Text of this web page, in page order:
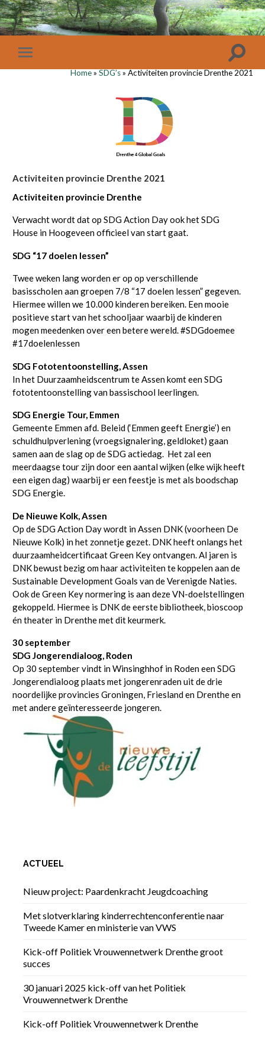
Home» SDG’s» Activiteiten provincie Drenthe 2021
Activiteiten provincie Drenthe 2021
Activiteiten provincie Drenthe
Verwacht wordt dat op SDG Action Day ook het SDG
House in Hoogeveen officieel van start gaat.
SDG “17 doelen lessen”
Twee weken lang worden er op op verschillende
basisscholen aan groepen 7/8 “17 doelen lessen” gegeven.
Hiermee willen we 10.000 kinderen bereiken. Een mooie
positieve start van het schooljaar waarbij de kinderen
mogen meedenken over een betere wereld. #SDGdoemee
#17doelenlessen
SDG Fototentoonstelling, Assen
In het Duurzaamheidscentrum te Assen komt een SDG
fototentoonstelling van bassischool leerlingen.
SDG Energie Tour, Emmen
Gemeente Emmen afd. Beleid (‘Emmen geeft Energie’) en
schuldhulpverlening (vroegsignalering, geldloket) gaan
samen aan de slag op de SDG actiedag. Het zal een
meerdaagse tour zijn door een aantal wijken (elke wijk heeft
een eigen dag) waarbij er een feestje is met als boodschap
SDG Energie.
De Nieuwe Kolk, Assen
Op de SDG Action Day wordt in Assen DNK (voorheen De
Nieuwe Kolk) in het zonnetje gezet. DNK heeft onlangs het
duurzaamheidcertificaat Green Key ontvangen. Al jaren is
DNK bewust bezig om haar activiteiten te koppelen aan de
Sustainable Development Goals van de Verenigde Naties.
Ook de Green Key normering is aan deze VN-doelstellingen
gekoppeld. Hiermee is DNK de eerste bibliotheek, bioscoop
én theater in Drenthe met dit keurmerk.
30 september
SDG Jongerendialoog, Roden
Op 30 september vindt in Winsinghhof in Roden een SDG
Jongerendialoog plaats met jongeren­raden uit de drie
noordelijke provincies Groningen, Friesland en Drenthe en
met andere geïnteresseerde jongeren.
ACTUEEL
Nieuw project: Paardenkracht Jeugdcoaching
Met slotverklaring kinderrechtenconferentie naar
Tweede Kamer en ministerie van VWS
Kick-off Politiek Vrouwennetwerk Drenthe groot
succes
30 januari 2025 kick-off van het Politiek
Vrouwennetwerk Drenthe
Kick-off Politiek Vrouwennetwerk Drenthe